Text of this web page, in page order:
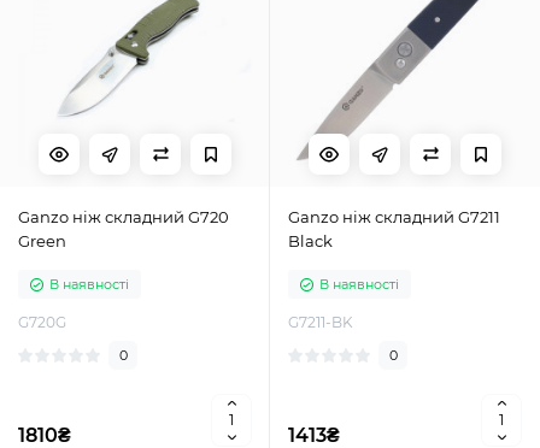
Ganzo ніж складний G720
Green
В наявності
G720G
0
1810₴
Ganzo ніж складний G7211
Black
В наявності
G7211-BK
0
1413₴